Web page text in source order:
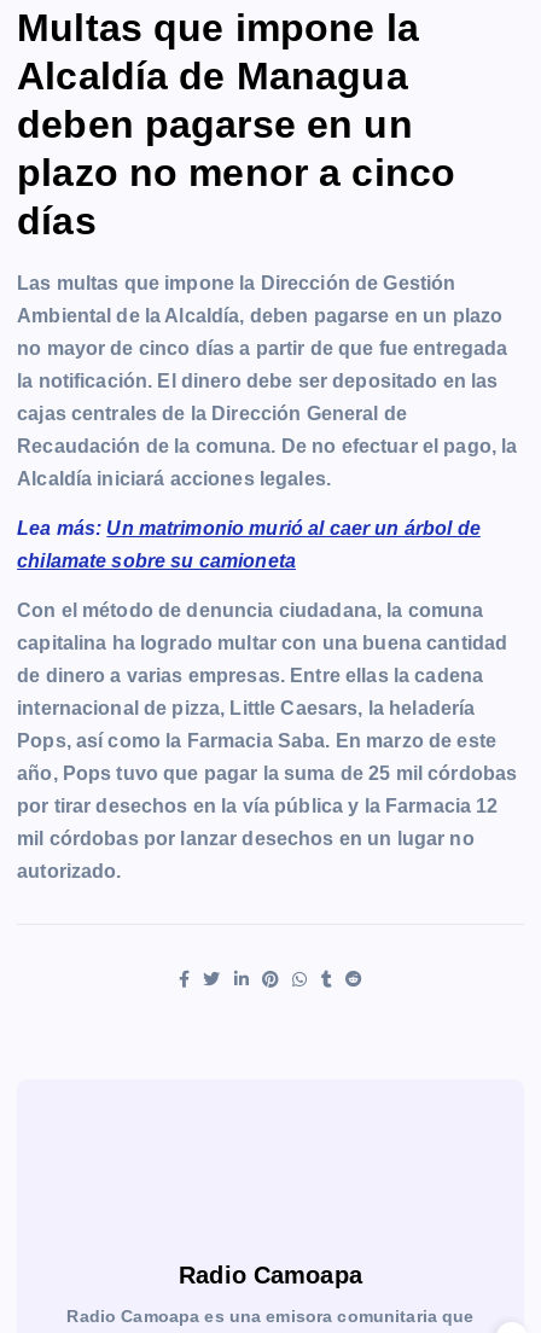
Multas que impone la
Alcaldía de Managua
deben pagarse en un
plazo no menor a cinco
días
Las multas que impone la Dirección de Gestión
Ambiental de la Alcaldía, deben pagarse en un plazo
no mayor de cinco días a partir de que fue entregada
la notificación. El dinero debe ser depositado en las
cajas centrales de la Dirección General de
Recaudación de la comuna. De no efectuar el pago, la
Alcaldía iniciará acciones legales.
Lea más: Un matrimonio murió al caer un árbol de
chilamate sobre su camioneta
Con el método de denuncia ciudadana, la comuna
capitalina ha logrado multar con una buena cantidad
de dinero a varias empresas. Entre ellas la cadena
internacional de pizza, Little Caesars, la heladería
Pops, así como la Farmacia Saba. En marzo de este
año, Pops tuvo que pagar la suma de 25 mil córdobas
por tirar desechos en la vía pública y la Farmacia 12
mil córdobas por lanzar desechos en un lugar no
autorizado.
Radio Camoapa
Radio Camoapa es una emisora comunitaria que